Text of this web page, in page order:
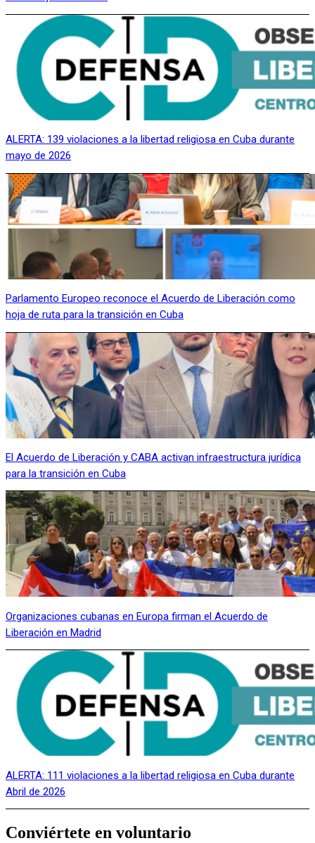
ALERTA: 139 violaciones a la libertad religiosa en Cuba durante
mayo de 2026
Parlamento Europeo reconoce el Acuerdo de Liberación como
hoja de ruta para la transición en Cuba
El Acuerdo de Liberación y CABA activan infraestructura jurídica
para la transición en Cuba
Organizaciones cubanas en Europa firman el Acuerdo de
Liberación en Madrid
ALERTA: 111 violaciones a la libertad religiosa en Cuba durante
Abril de 2026
Conviértete en voluntario